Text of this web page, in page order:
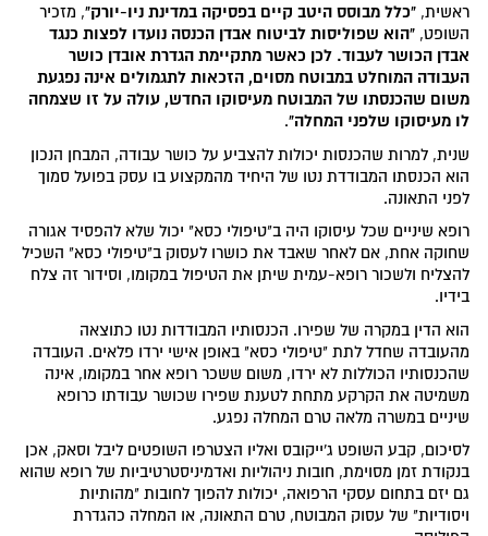
ראשית,"כלל מבוסס היטב קיים בפסיקה במדינת ניו-יורק", מזכיר
השופט,"הוא שפוליסות לביטוח אבדן הכנסה נועדו לפצות כנגד
אבדן הכושר לעבוד. לכן כאשר מתקיימת הגדרת אובדן כושר
העבודה המוחלט במבוטח מסוים, הזכאות לתגמולים אינה נפגעת
משום שהכנסתו של המבוטח מעיסוקו החדש, עולה על זו שצמחה
לו מעיסוקו שלפני המחלה".
שנית, למרות שהכנסות יכולות להצביע על כושר עבודה, המבחן הנכון
הוא הכנסתו המבודדת נטו של היחיד מהמקצוע בו עסק בפועל סמוך
לפני התאונה.
רופא שיניים שכל עיסוקו היה ב"טיפולי כסא" יכול שלא להפסיד אגורה
שחוקה אחת, אם לאחר שאבד את כושרו לעסוק ב"טיפולי כסא" השכיל
להצליח ולשכור רופא-עמית שיתן את הטיפול במקומו, וסידור זה צלח
בידיו.
הוא הדין במקרה של שפירו. הכנסותיו המבודדות נטו כתוצאה
מהעובדה שחדל לתת "טיפולי כסא" באופן אישי ירדו פלאים. העובדה
שהכנסותיו הכוללות לא ירדו, משום ששכר רופא אחר במקומו, אינה
משמיטה את הקרקע מתחת לטענת שפירו שכושר עבודתו כרופא
שיניים במשרה מלאה טרם המחלה נפגע.
לסיכום, קבע השופט ג'ייקובס ואליו הצטרפו השופטים ליבל וסאק, אכן
בנקודת זמן מסוימת, חובות ניהוליות ואדמיניסטרטיביות של רופא שהוא
גם יזם בתחום עסקי הרפואה, יכולות להפוך לחובות "מהותיות
ויסודיות" של עסוק המבוטח, טרם התאונה, או המחלה כהגדרת